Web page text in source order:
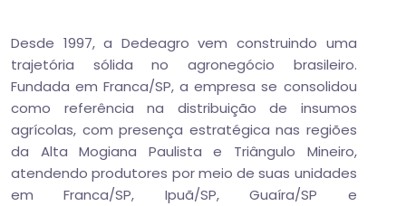
Desde 1997, a Dedeagro vem construindo uma
trajetória sólida no agronegócio brasileiro.
Fundada em Franca/SP, a empresa se consolidou
como referência na distribuição de insumos
agrícolas, com presença estratégica nas regiões
da Alta Mogiana Paulista e Triângulo Mineiro,
atendendo produtores por meio de suas unidades
em Franca/SP, Ipuã/SP, Guaíra/SP e